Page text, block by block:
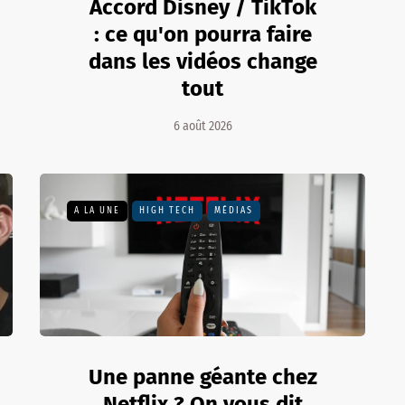
Accord Disney / TikTok
: ce qu'on pourra faire
dans les vidéos change
tout
6 août 2026
A LA UNE HIGH TECH MÉDIAS
Une panne géante chez